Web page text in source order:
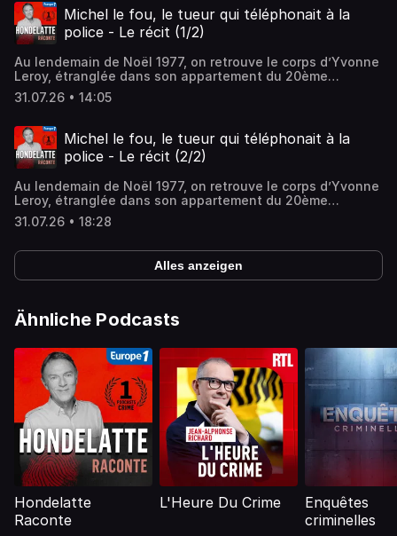
Audiomeans. Visitez audiomeans.fr/politique-de-
confidentialite pour plus d'informations.
Michel le fou, le tueur qui téléphonait à la
police - Le récit (1/2)
Au lendemain de Noël 1977, on retrouve le corps d’Yvonne
Leroy, étranglée dans son appartement du 20ème
arrondissement de Paris. Le tueur a laissé une
mystérieuse inscription en lettres rouges sur le mur :
Audiomeans. Visitez audiomeans.fr/politique-de-
confidentialite pour plus d'informations.
31.07.26 • 14:05
Michel le fou, le tueur qui téléphonait à la
police - Le récit (2/2)
Au lendemain de Noël 1977, on retrouve le corps d’Yvonne
Leroy, étranglée dans son appartement du 20ème
arrondissement de Paris. Le tueur a laissé une
mystérieuse inscription en lettres rouges sur le mur :
Audiomeans. Visitez audiomeans.fr/politique-de-
confidentialite pour plus d'informations.
31.07.26 • 18:28
Alles anzeigen
Ähnliche Podcasts
Hondelatte
Raconte
L'Heure Du Crime
Enquêtes
criminelles